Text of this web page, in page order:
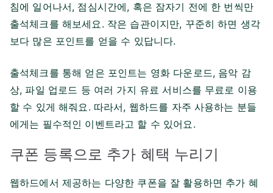
침에 일어나서, 점심시간에, 혹은 잠자기 전에 한 번씩만
출석체크를 해보세요. 작은 습관이지만, 꾸준히 하면 생각
보다 많은 포인트를 얻을 수 있답니다.
출석체크를 통해 얻은 포인트는 영화 다운로드, 음악 감
상, 파일 업로드 등 여러 가지 유료 서비스를 무료로 이용
할 수 있게 해줘요. 따라서, 웹하드를 자주 사용하는 분들
에게는 필수적인 이벤트라고 할 수 있어요.
쿠폰 등록으로 추가 혜택 누리기
웹하드에서 제공하는 다양한 쿠폰을 잘 활용하면 추가 혜